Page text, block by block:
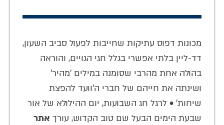
מכונות דפוס עתיקות שחייבות לפעול סביב השעון,
דד-ליין בלתי אפשרי בגלל חגי הגויים, והוראה
בהולה אחת מהרבי שסומנה במילים 'מהיר'
ושינתה את חייהם של חברי ה'וועד להפצת
שיחות' • לרגל חג השבועות, יום ההילולא של אור
שבעת הימים הבעל שם טוב הקדוש, עורך אתר